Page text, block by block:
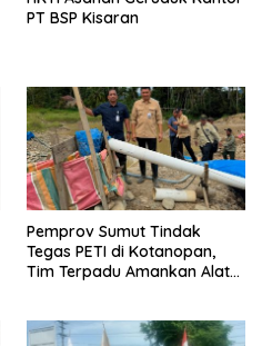
PT BSP Kisaran
Pemprov Sumut Tindak
Tegas PETI di Kotanopan,
Tim Terpadu Amankan Alat